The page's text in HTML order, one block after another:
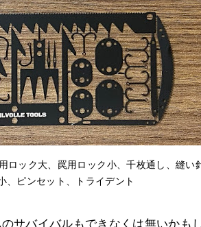
ロック大、罠用ロック小、千枚通し、縫い
、ピンセット、トライデント
サバイバルもできなくは無いかも